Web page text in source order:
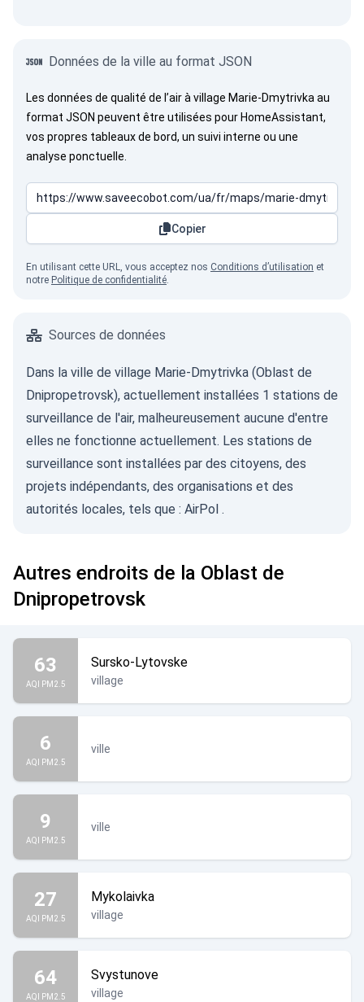
Données de la ville au format JSON
Les données de qualité de l’air à village Marie-Dmytrivka au
format JSON peuvent être utilisées pour HomeAssistant,
vos propres tableaux de bord, un suivi interne ou une
analyse ponctuelle.
Copier
En utilisant cette URL, vous acceptez nos Conditions d’utilisation et
notre Politique de confidentialité.
Sources de données
Dans la ville de village Marie-Dmytrivka (Oblast de
Dnipropetrovsk), actuellement installées 1 stations de
surveillance de l'air, malheureusement aucune d'entre
elles ne fonctionne actuellement. Les stations de
surveillance sont installées par des citoyens, des
projets indépendants, des organisations et des
autorités locales, tels que : AirPol .
Autres endroits de la Oblast de
Dnipropetrovsk
63
AQI PM2.5
Sursko-Lytovske
village
6
AQI PM2.5
ville
9
AQI PM2.5
ville
27
AQI PM2.5
Mykolaivka
village
64
AQI PM2.5
Svystunove
village